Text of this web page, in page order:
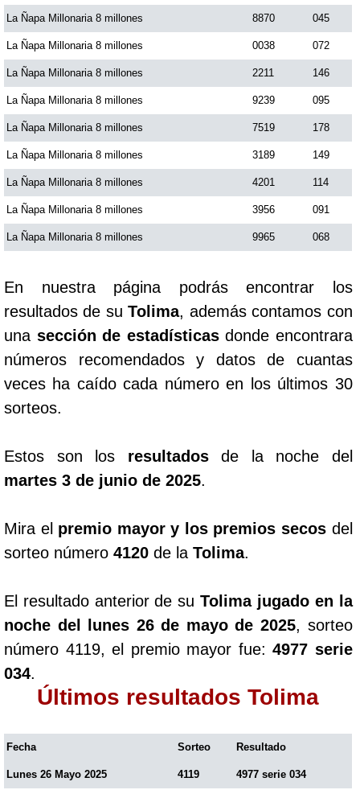
Saman de la suerte
Sinuano Día
Sinuano Noche
Super Chontico Noche
La Ñapa Millonaria 8 millones 8870 045
La Ñapa Millonaria 8 millones 0038 072
La Ñapa Millonaria 8 millones 2211 146
La Ñapa Millonaria 8 millones 9239 095
La Ñapa Millonaria 8 millones 7519 178
La Ñapa Millonaria 8 millones 3189 149
La Ñapa Millonaria 8 millones 4201 114
La Ñapa Millonaria 8 millones 3956 091
La Ñapa Millonaria 8 millones 9965 068
En nuestra página podrás encontrar los
resultados de suTolima, además contamos con
una sección de estadísticasdonde encontrara
números recomendados y datos de cuantas
veces ha caído cada número en los últimos 30
sorteos.
Estos son los resultadosde la noche del
martes 3 de junio de 2025.
Mira el premio mayor y los premios secosdel
sorteo número 4120 de la Tolima.
El resultado anterior de suTolima jugado en la
noche del lunes 26 de mayo de 2025, sorteo
número 4119, el premio mayor fue:4977 serie
034.
Últimos resultados Tolima
Fecha Sorteo Resultado
Lunes 26 Mayo 2025 4119 4977 serie 034